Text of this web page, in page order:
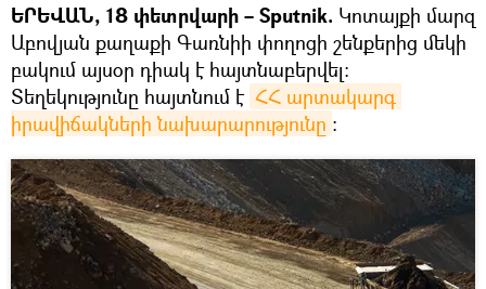
ԵՐԵՎԱՆ, 18 փետրվարի – Sputnik. Կոտայքի մարզ
Աբովյան քաղաքի Գառնիի փողոցի շենքերից մեկի
բակում այսօր դիակ է հայտնաբերվել։
Տեղեկությունը հայտնում է ՀՀ արտակարգ
իրավիճակների նախարարությունը ։